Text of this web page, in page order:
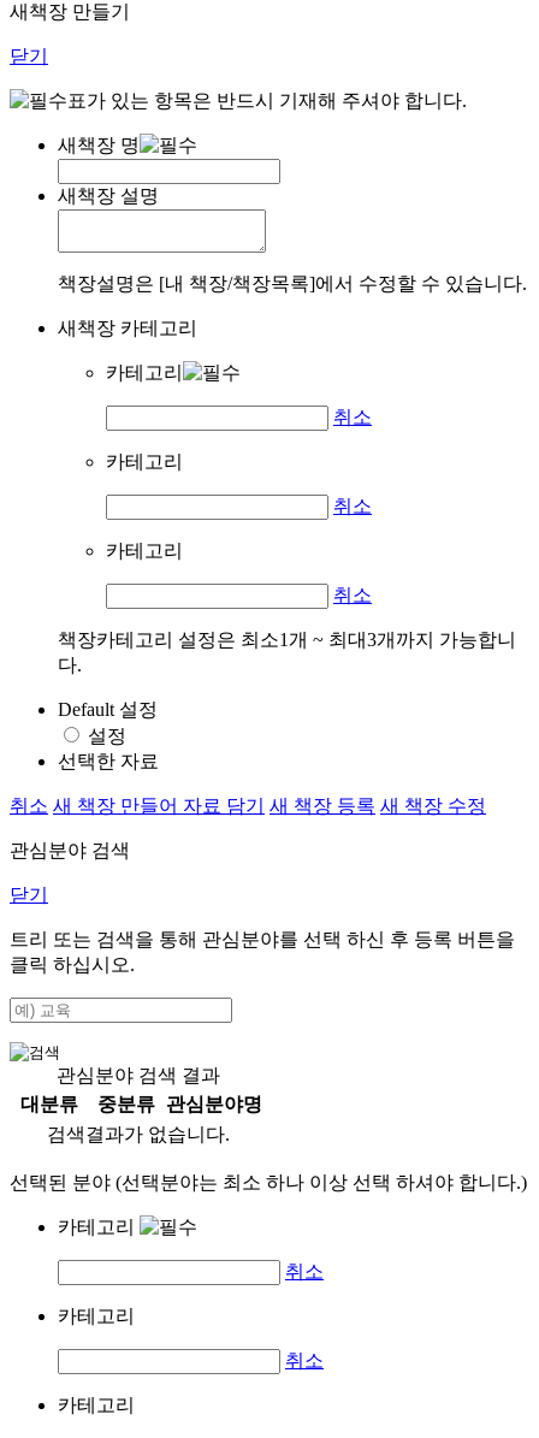
새책장 만들기
닫기
표가 있는 항목은 반드시 기재해 주셔야 합니다.
새책장 명
새책장 설명
책장설명은 [내 책장/책장목록]에서 수정할 수 있습니다.
새책장 카테고리
카테고리
취소
카테고리
취소
카테고리
취소
책장카테고리 설정은 최소1개 ~ 최대3개까지 가능합니
다.
Default 설정
설정
선택한 자료
취소 새 책장 만들어 자료 담기 새 책장 등록 새 책장 수정
관심분야 검색
닫기
트리 또는 검색을 통해 관심분야를 선택 하신 후 등록 버튼을
클릭 하십시오.
관심분야 검색 결과
대분류
중분류
관심분야명
검색결과가 없습니다.
선택된 분야 (선택분야는 최소 하나 이상 선택 하셔야 합니다.)
카테고리
취소
카테고리
취소
카테고리